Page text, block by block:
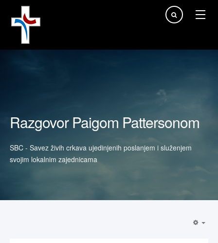
Traži...
Razgovor Paigom Pattersonom
SBC - Savez živih crkava ujedinjenih poslanjem i služenjem
svojim lokalnim zajednicama